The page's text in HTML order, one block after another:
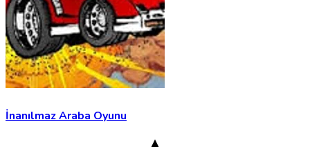
İnanılmaz Araba Oyunu